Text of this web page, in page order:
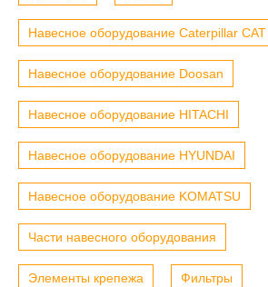
Навесное оборудование Caterpillar CAT
Навесное оборудование Doosan
Навесное оборудование HITACHI
Навесное оборудование HYUNDAI
Навесное оборудование KOMATSU
Части навесного оборудования
Элементы крепежа Фильтры